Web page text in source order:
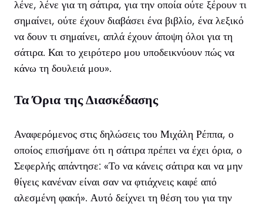
λένε, λένε για τη σάτιρα, για την οποία ούτε ξέρουν τι
σημαίνει, ούτε έχουν διαβάσει ένα βιβλίο, ένα λεξικό
να δουν τι σημαίνει, απλά έχουν άποψη όλοι για τη
σάτιρα. Και το χειρότερο μου υποδεικνύουν πώς να
κάνω τη δουλειά μου».
Τα Όρια της Διασκέδασης
Αναφερόμενος στις δηλώσεις του Μιχάλη Ρέππα, ο
οποίος επισήμανε ότι η σάτιρα πρέπει να έχει όρια, ο
Σεφερλής απάντησε: «Το να κάνεις σάτιρα και να μην
θίγεις κανέναν είναι σαν να φτιάχνεις καφέ από
αλεσμένη φακή». Αυτό δείχνει τη θέση του για την